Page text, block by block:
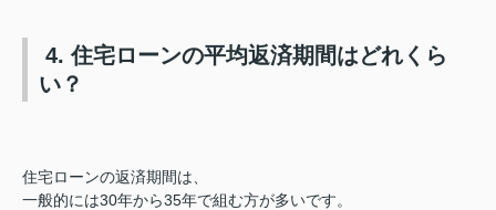
4. 住宅ローンの平均返済期間はどれくら
い？
住宅ローンの返済期間は、
一般的には30年から35年で組む方が多いです。